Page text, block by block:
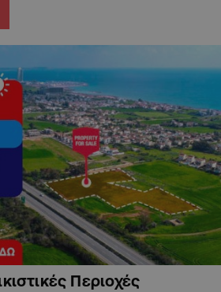
Περιοχές